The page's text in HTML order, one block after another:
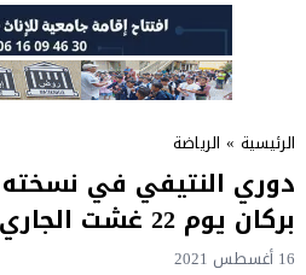
الرئيسية » الرياضة
بركان يوم 22 غشت الجاري
16 أغسطس 2021